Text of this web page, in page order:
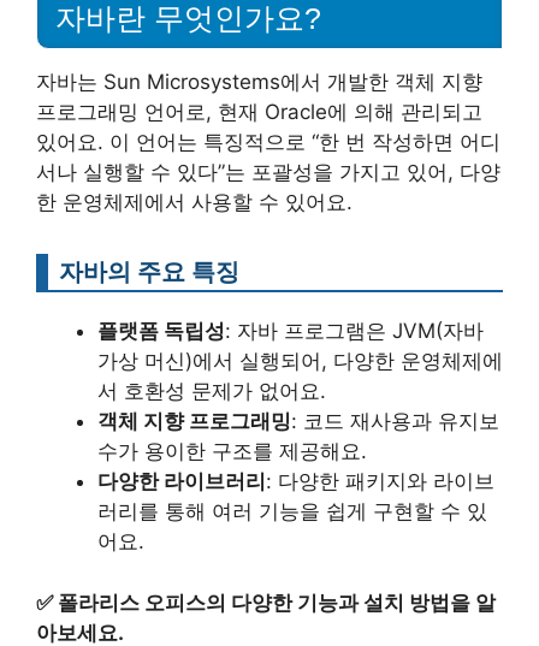
자바란 무엇인가요?
자바는 Sun Microsystems에서 개발한 객체 지향
프로그래밍 언어로, 현재 Oracle에 의해 관리되고
있어요. 이 언어는 특징적으로 “한 번 작성하면 어디
서나 실행할 수 있다”는 포괄성을 가지고 있어, 다양
한 운영체제에서 사용할 수 있어요.
자바의 주요 특징
플랫폼 독립성: 자바 프로그램은 JVM(자바
가상 머신)에서 실행되어, 다양한 운영체제에
서 호환성 문제가 없어요.
객체 지향 프로그래밍: 코드 재사용과 유지보
수가 용이한 구조를 제공해요.
다양한 라이브러리 : 다양한 패키지와 라이브
러리를 통해 여러 기능을 쉽게 구현할 수 있
어요.
✅ 폴라리스 오피스의 다양한 기능과 설치 방법을 알
아보세요.